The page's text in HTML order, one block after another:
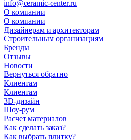
info@ceramic-center.ru
О компании
О компании
Дизайнерам и архитекторам
Строительным организациям
Бренды
Отзывы
Новости
Вернуться обратно
Клиентам
Клиентам
3D-дизайн
Шоу-рум
Расчет материалов
Как сделать заказ?
Как выбрать плитку?